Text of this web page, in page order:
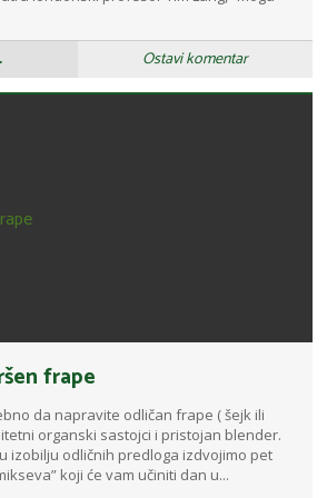
Ostavi komentar
frape
da napravite odličan frape ( šejk ili
organski sastojci i pristojan blender.
izobilju odličnih predloga izdvojimo pet
koji će vam učiniti dan u...